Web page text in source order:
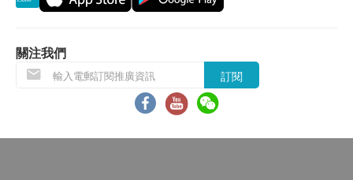
將保留向閣下收取額外送貨費用的權利。
限於由於天災、火災、水災、意外、暴亂、戰爭、
政府政策、罷工或任何不能控制的情況）而未能準
確地提供閣下所需的貨品或服務，健康網購
<health.ESDdlife> 及 Power Living 均不會承擔任
關注我們
訂閱